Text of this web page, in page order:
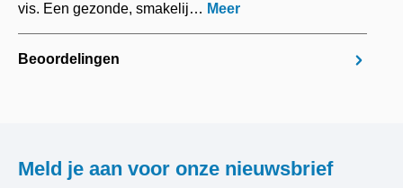
vis. Een gezonde, smakelij… Meer
Beoordelingen
Meld je aan voor onze nieuwsbrief